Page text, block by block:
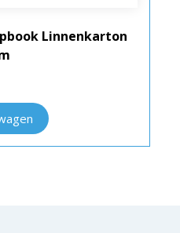
Linnenkarton